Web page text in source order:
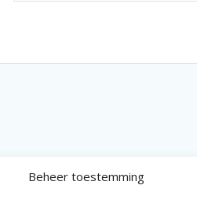
Beheer toestemming